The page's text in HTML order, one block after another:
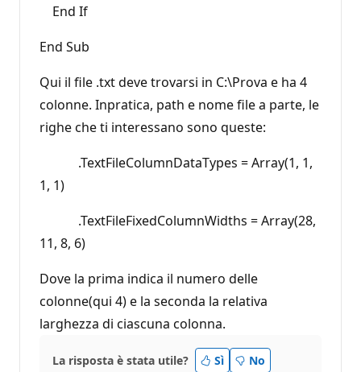
End If
End Sub
Qui il file .txt deve trovarsi in C:\Prova e ha 4
colonne. Inpratica, path e nome file a parte, le
righe che ti interessano sono queste:
.TextFileColumnDataTypes = Array(1, 1,
1, 1)
.TextFileFixedColumnWidths = Array(28,
11, 8, 6)
Dove la prima indica il numero delle
colonne(qui 4) e la seconda la relativa
larghezza di ciascuna colonna.
La risposta è stata utile? Sì No